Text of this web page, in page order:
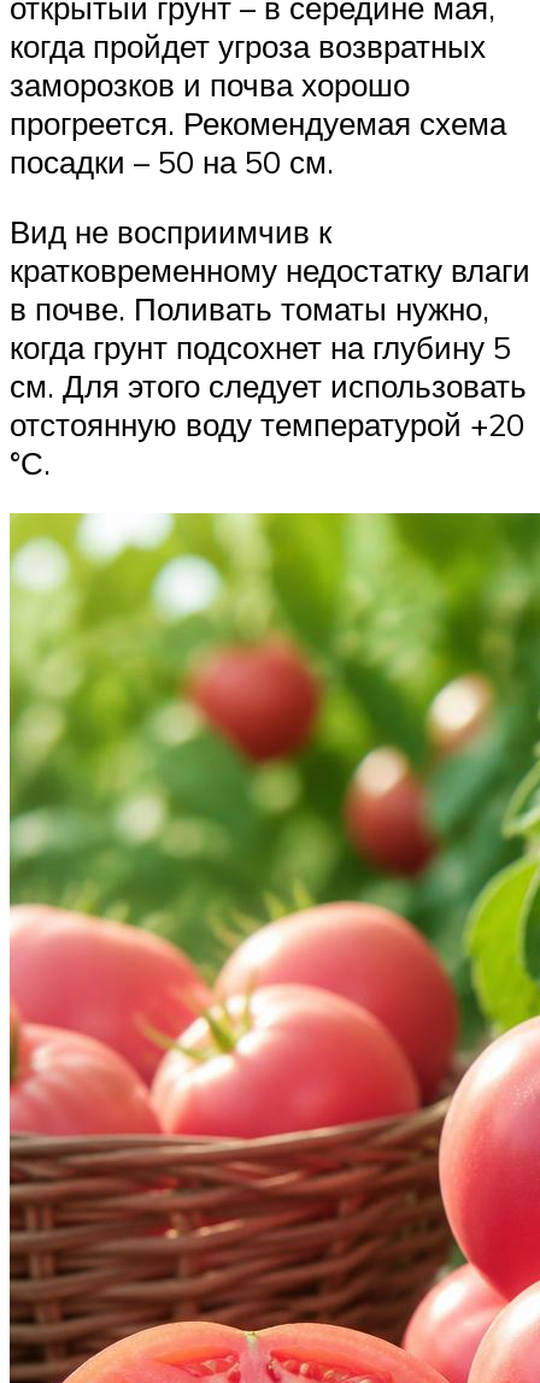
открытый грунт – в середине мая,
когда пройдет угроза возвратных
заморозков и почва хорошо
прогреется. Рекомендуемая схема
посадки – 50 на 50 см.
Вид не восприимчив к
кратковременному недостатку влаги
в почве. Поливать томаты нужно,
когда грунт подсохнет на глубину 5
см. Для этого следует использовать
отстоянную воду температурой +20
°С.